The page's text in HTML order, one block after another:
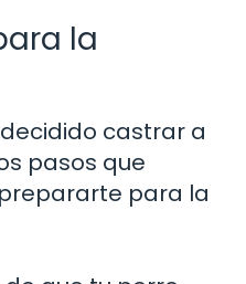
la
castrar a
pasos que
para la